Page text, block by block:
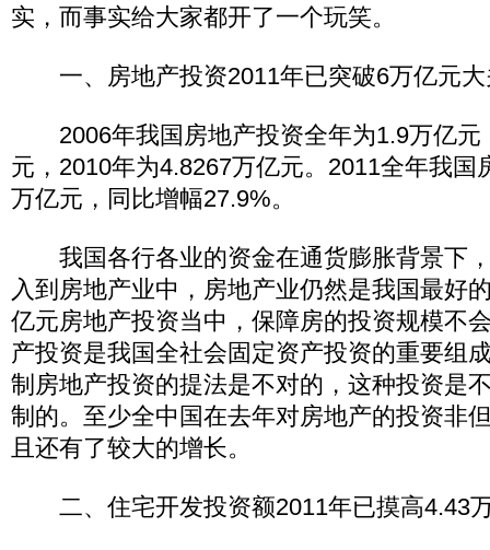
实，而事实给大家都开了一个玩笑。
一、房地产投资2011年已突破6万亿元大
2006年我国房地产投资全年为1.9万亿元
元，2010年为4.8267万亿元。2011全年我国
万亿元，同比增幅27.9%。
我国各行各业的资金在通货膨胀背景下
入到房地产业中，房地产业仍然是我国最好
亿元房地产投资当中，保障房的投资规模不
产投资是我国全社会固定资产投资的重要组
制房地产投资的提法是不对的，这种投资是
制的。至少全中国在去年对房地产的投资非
且还有了较大的增长。
二、住宅开发投资额2011年已摸高4.43